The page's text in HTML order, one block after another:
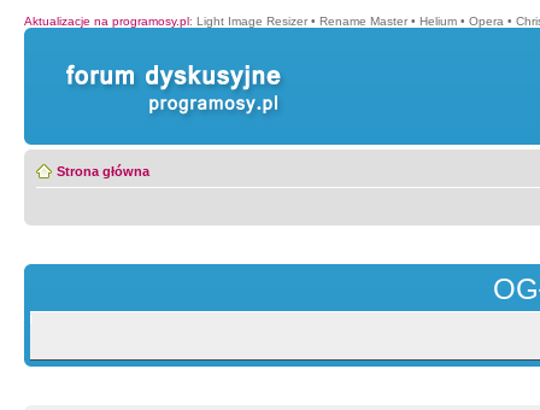
Aktualizacje na programosy.pl: Light Image Resizer • Rename Master • Helium • Opera •
Strona główna